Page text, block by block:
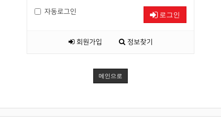
자동로그인 로그인
회원가입 정보찾기
메인으로